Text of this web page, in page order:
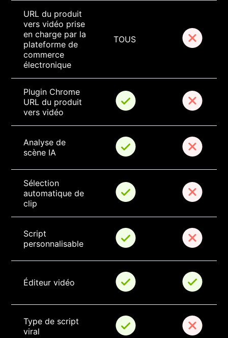
URL du produit
vers vidéo prise
en charge par la
plateforme de
commerce
électronique
TOUS
Plugin Chrome
URL du produit
vers vidéo
Analyse de
scène IA
Sélection
automatique de
clip
Script
personnalisable
Éditeur vidéo
Type de script
viral